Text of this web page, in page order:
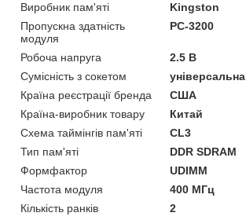
Виробник пам'яті
Kingston
Пропускна здатність
модуля
PC-3200
Робоча напруга
2.5 В
Сумісність з сокетом
універсальна
Країна реєстрації бренда
США
Країна-виробник товару
Китай
Схема таймінгів пам'яті
CL3
Тип пам'яті
DDR SDRAM
Формфактор
UDIMM
Частота модуля
400 МГц
Кількість ранків
2